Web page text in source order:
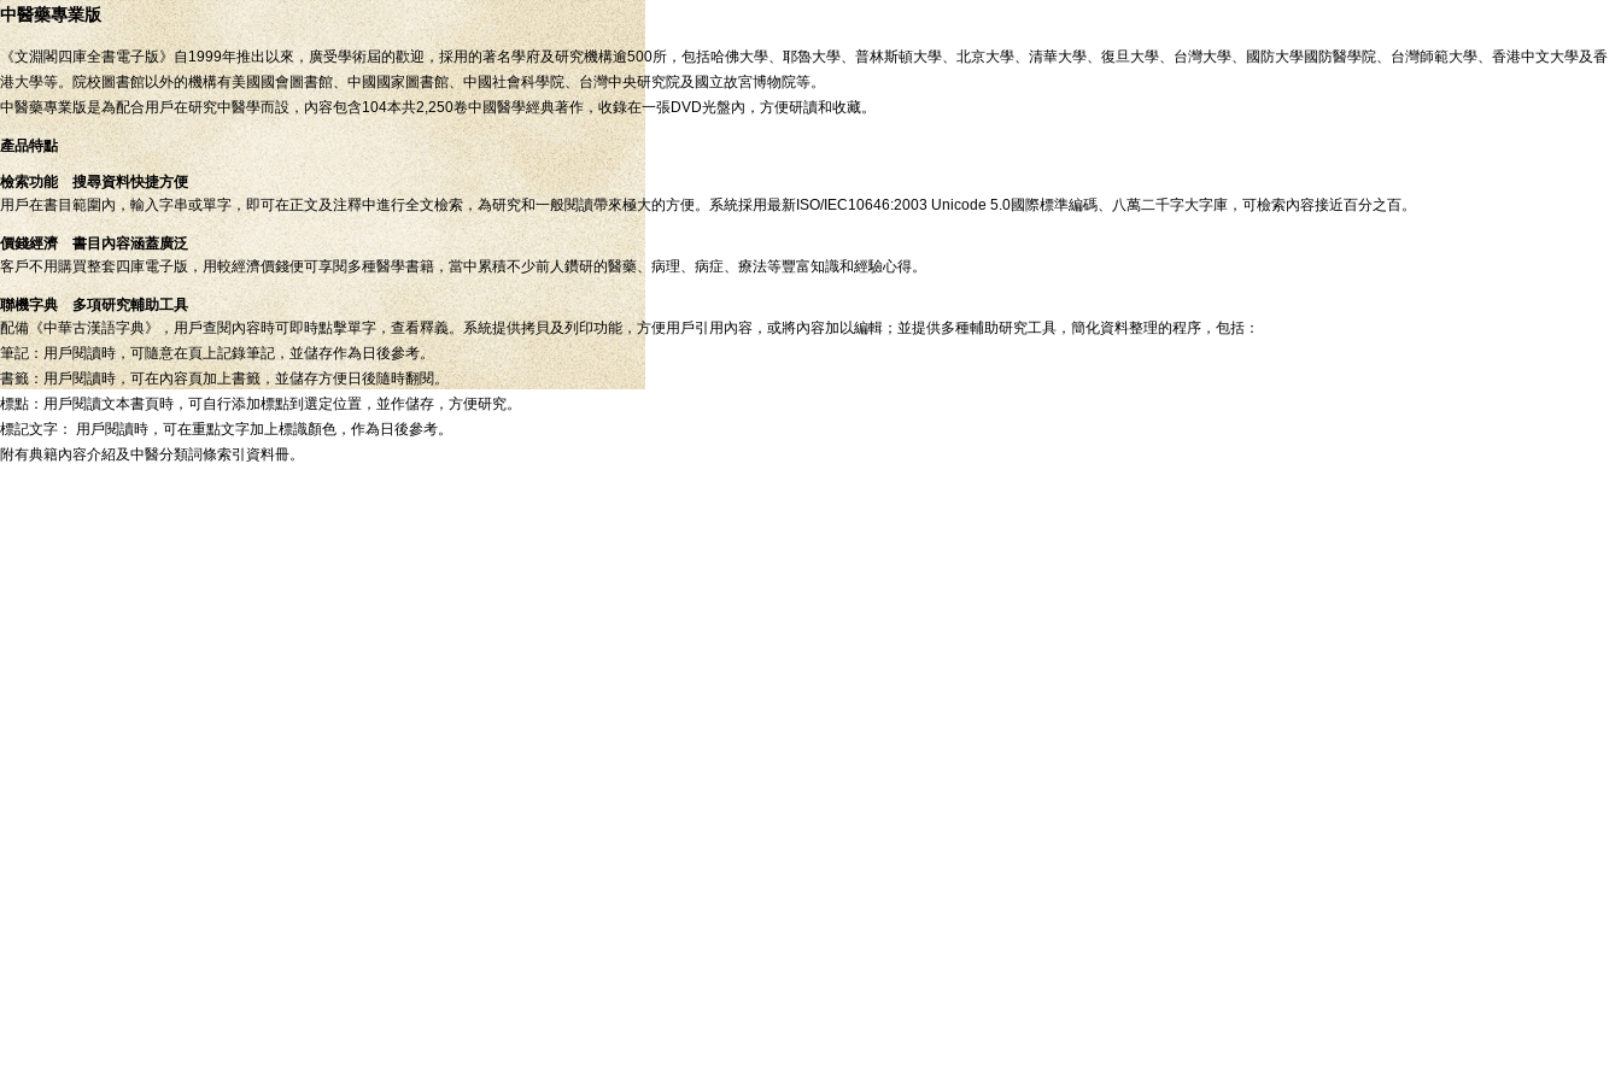
中醫藥專業版
《文淵閣四庫全書電子版》自1999年推出以來，廣受學術屆的歡迎，採用的著名學府及研究機構逾500所，包括哈佛大學、耶魯大學、普林斯頓大學、北京大學、清華大學、復旦大學、台灣大學、國防大學國防醫學院、台灣師範大學、香港中文大學及香
港大學等。院校圖書館以外的機構有美國國會圖書館、中國國家圖書館、中國社會科學院、台灣中央研究院及國立故宮博物院等。
中醫藥專業版是為配合用戶在研究中醫學而設，內容包含104本共2,250卷中國醫學經典著作，收錄在一張DVD光盤內，方便研讀和收藏。
產品特點
檢索功能 搜尋資料快捷方便
用戶在書目範圍內，輸入字串或單字，即可在正文及注釋中進行全文檢索，為研究和一般閱讀帶來極大的方便。系統採用最新ISO/IEC10646:2003 Unicode 5.0國際標準編碼、八萬二千字大字庫，可檢索內容接近百分之百。
價錢經濟 書目內容涵蓋廣泛
客戶不用購買整套四庫電子版，用較經濟價錢便可享閱多種醫學書籍，當中累積不少前人鑽研的醫藥、病理、病症、療法等豐富知識和經驗心得。
聯機字典 多項研究輔助工具
配備《中華古漢語字典》，用戶查閱內容時可即時點擊單字，查看釋義。系統提供拷貝及列印功能，方便用戶引用內容，或將內容加以編輯；並提供多種輔助研究工具，簡化資料整理的程序，包括：
筆記：用戶閱讀時，可隨意在頁上記錄筆記，並儲存作為日後參考。
書籤：用戶閱讀時，可在內容頁加上書籤，並儲存方便日後隨時翻閱。
標點：用戶閱讀文本書頁時，可自行添加標點到選定位置，並作儲存，方便研究。
標記文字： 用戶閱讀時，可在重點文字加上標識顏色，作為日後參考。
附有典籍內容介紹及中醫分類詞條索引資料冊。